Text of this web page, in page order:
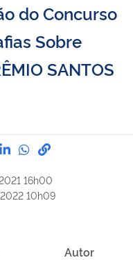
do Concurso
Sobre
SANTOS
por Facebook
Compartilhe por Twitter
Compartilhe por
Compartilhe
link para
16h00
10h09
Autor